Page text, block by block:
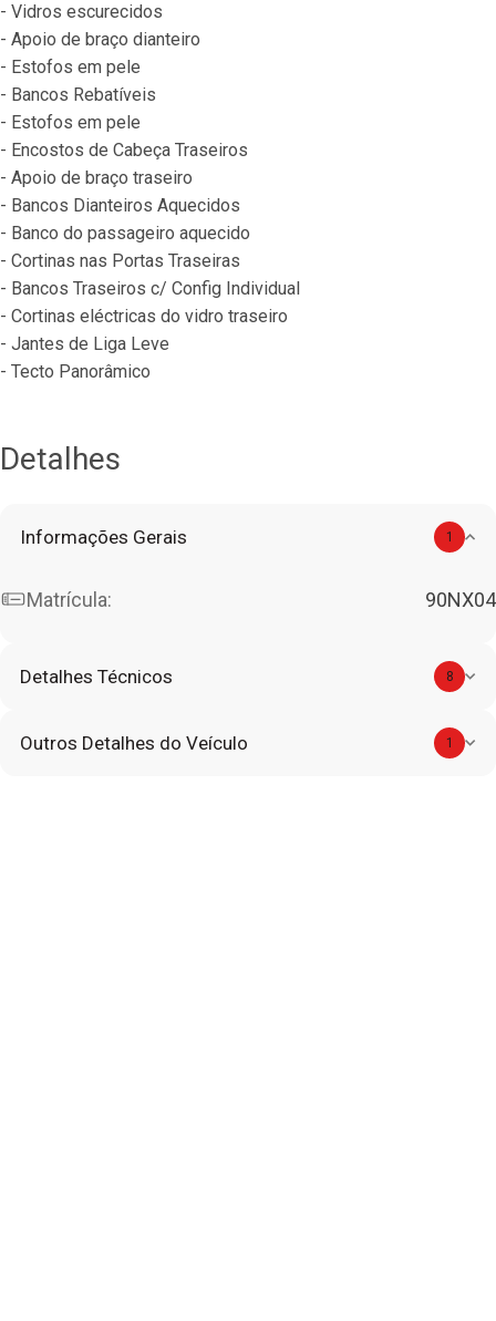
- Vidros escurecidos
- Apoio de braço dianteiro
- Estofos em pele
- Bancos Rebatíveis
- Estofos em pele
- Encostos de Cabeça Traseiros
- Apoio de braço traseiro
- Bancos Dianteiros Aquecidos
- Banco do passageiro aquecido
- Cortinas nas Portas Traseiras
- Bancos Traseiros c/ Config Individual
- Cortinas eléctricas do vidro traseiro
- Jantes de Liga Leve
- Tecto Panorâmico
Detalhes
Informações Gerais 1
Matrícula: 90NX04
Detalhes Técnicos 8
Outros Detalhes do Veículo 1